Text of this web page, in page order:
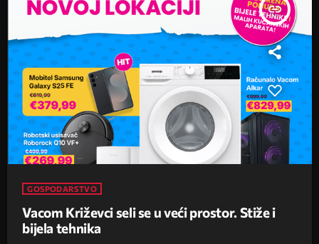
insert_link
GOSPODARSTVO
Vacom Križevci seli se u veći prostor. Stiže i
bijela tehnika